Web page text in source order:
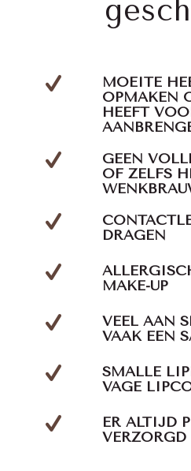
MOEITE
OPMAKEN
HEEFT
GEEN
OF ZELFS
DRAGEN
MAKE-UP
VEEL AAN
VAAK EEN
SMALLE
VAGE
ER ALTIJD